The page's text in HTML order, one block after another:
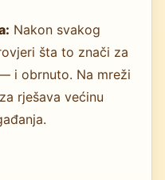
Nakon svakog
šta to znači za
i obrnuto. Na mreži
rješava većinu